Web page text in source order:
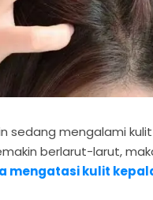
sedang mengalami
berlarut-larut,
mengatasi kulit